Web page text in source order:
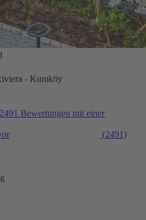
- Kumköy
Bewertungen mit einer
(2491)